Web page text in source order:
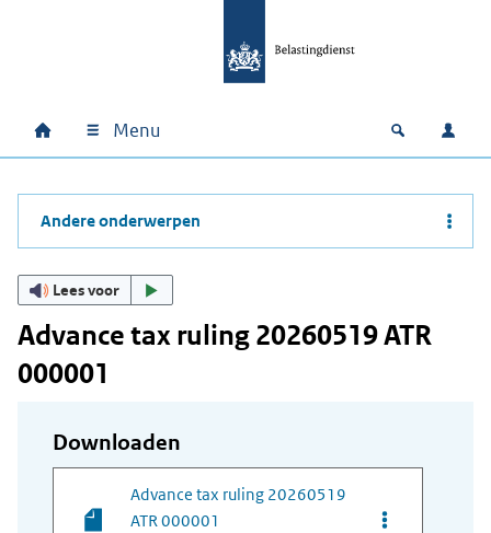
Hoofdnavigatie
Home Menu Open
Andere onderwerpen
Lees voor
Advance tax ruling 20260519 ATR
000001
Downloaden
Advance tax ruling 20260519
ATR 000001
Opties van